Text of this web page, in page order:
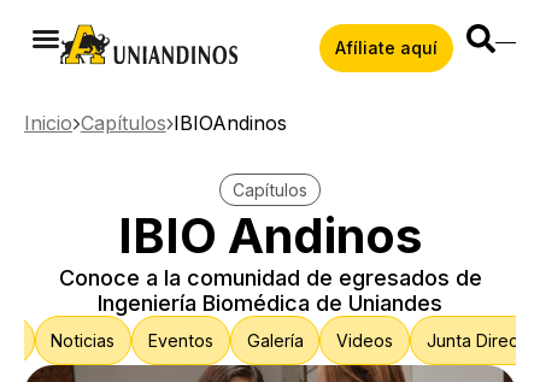
Afíliate aquí
Inicio Capítulos IBIOAndinos
Capítulos
IBIO Andinos
Conoce a la comunidad de egresados de
Ingeniería Biomédica de Uniandes
Noticias Eventos Galería Videos Junta